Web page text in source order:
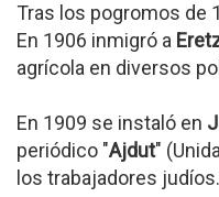
Tras los pogromos de
En 1906 inmigró a
agrícola en diversos
En 1909 se instaló en
periódico "Ajdut"
los trabajadores judíos.